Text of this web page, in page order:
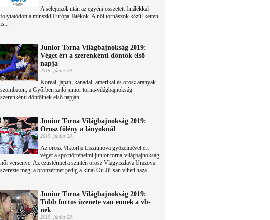
A selejtezők után az egyéni összetett finálékkal
folytatódott a minszki Európa Játékok. A női tornászok közül ketten
is...
Junior Torna Világbajnokság 2019:
Véget ért a szerenkénti döntők első
napja
2019. június 29.
Koreai, japán, kanadai, amerikai és orosz aranyak
szombaton, a Győrben zajló junior torna-világbajnokság
szerenkénti döntőinek első napján.
Junior Torna Világbajnokság 2019:
Orosz fölény a lányoknál
2019. június 28.
Az orosz Viktorija Lisztunova győzelmével ért
véget a sporttörténelmi junior torna-világbajnokság
női versenye. Az ezüstérmet a szintén orosz Vlagyiszlava Urazova
szerezte meg, a bronzérmet pedig a kínai Ou Jü-san viheti haza.
Junior Torna Világbajnokság 2019:
Több fontos üzenete van ennek a vb-
nek
2019. június 28.